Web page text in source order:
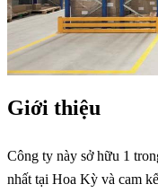
Giới thiệu
Công ty này sở hữu 1
nhất tại Hoa Kỳ và cam